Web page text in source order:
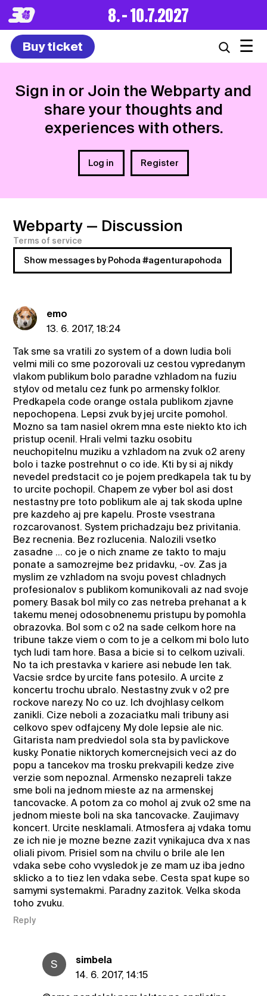
8. – 10.7.2027
Buy ticket ☰
Sign in or Join the Webparty and
share your thoughts and
experiences with others.
Log in Register
Webparty — Discussion
Terms of service
Show messages by Pohoda #agenturapohoda
emo
13. 6. 2017, 18:24
Tak sme sa vratili zo system of a down ludia boli
velmi mili co sme pozorovali uz cestou vypredanym
vlakom publikum bolo paradne vzhladom na fuziu
stylov od metalu cez funk po armensky folklor.
Predkapela code orange ostala publikom zjavne
nepochopena. Lepsi zvuk by jej urcite pomohol.
Mozno sa tam nasiel okrem mna este niekto kto ich
pristup ocenil. Hrali velmi tazku osobitu
neuchopitelnu muziku a vzhladom na zvuk o2 areny
bolo i tazke postrehnut o co ide. Kti by si aj nikdy
nevedel predstacit co je pojem predkapela tak tu by
to urcite pochopil. Chapem ze vyber bol asi dost
nestastny pre toto poblikum ale aj tak skoda uplne
pre kazdeho aj pre kapelu. Proste vsestrana
rozcarovanost. System prichadzaju bez privitania.
Bez recnenia. Bez rozlucenia. Nalozili vsetko
zasadne ... co je o nich zname ze takto to maju
ponate a samozrejme bez pridavku, -ov. Zas ja
myslim ze vzhladom na svoju povest chladnych
profesionalov s publikom komunikovali az nad svoje
pomery. Basak bol mily co zas netreba prehanat a k
takemu menej odosobnenemu pristupu by pomohla
obrazovka. Bol som c o2 na sade celkom hore na
tribune takze viem o com to je a celkom mi bolo luto
tych ludi tam hore. Basa a bicie si to celkom uzivali.
No ta ich prestavka v kariere asi nebude len tak.
Vacsie srdce by urcite fans potesilo. A urcite z
koncertu trochu ubralo. Nestastny zvuk v o2 pre
rockove narezy. No co uz. Ich dvojhlasy celkom
zanikli. Cize neboli a zozaciatku mali tribuny asi
celkovo spev odfajceny. My dole lepsie ale nic.
Gitarista nam predviedol sola sta by pavlickove
kusky. Ponatie niktorych komercnejsich veci az do
popu a tancekov ma trosku prekvapili kedze zive
verzie som nepoznal. Armensko nezapreli takze
sme boli na jednom mieste az na armenskej
tancovacke. A potom za co mohol aj zvuk o2 sme na
jednom mieste boli na ska tancovacke. Zaujimavy
koncert. Urcite nesklamali. Atmosfera aj vdaka tomu
ze ich nie je mozne bezne zazit vynikajuca dva x nas
oliali pivom. Prisiel som na chvilu o brile ale len
vdaka sebe coho vvysledok je ze mam uz iba jedno
sklicko a to tiez len vdaka sebe. Cesta spat kupe so
samymi systemakmi. Paradny zazitok. Velka skoda
toho zvuku.
Reply
S
simbela
14. 6. 2017, 14:15